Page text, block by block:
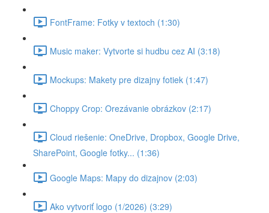
FontFrame: Fotky v textoch (1:30)
Music maker: Vytvorte si hudbu cez AI (3:18)
Mockups: Makety pre dizajny fotiek (1:47)
Choppy Crop: Orezávanie obrázkov (2:17)
Cloud riešenie: OneDrive, Dropbox, Google Drive,
SharePoint, Google fotky... (1:36)
Google Maps: Mapy do dizajnov (2:03)
Ako vytvoriť logo (1/2026) (3:29)